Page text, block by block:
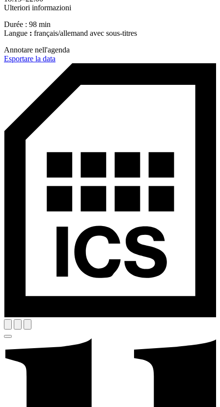
Ulteriori informazioni
Durée : 98 min
Langue : français/allemand avec sous-titres
Annotare nell'agenda
Esportare la data